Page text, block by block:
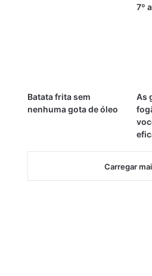
7º
Batata frita sem
nenhuma gota de óleo
As
Carregar